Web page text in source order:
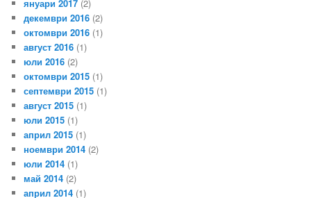
януари 2017 (2)
декември 2016 (2)
октомври 2016 (1)
август 2016 (1)
юли 2016 (2)
октомври 2015 (1)
септември 2015 (1)
август 2015 (1)
юли 2015 (1)
април 2015 (1)
ноември 2014 (2)
юли 2014 (1)
май 2014 (2)
април 2014 (1)